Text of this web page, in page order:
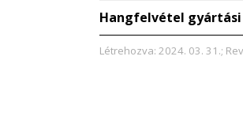
Hangfelvétel
Létrehozva: 2024. 03. 31.;